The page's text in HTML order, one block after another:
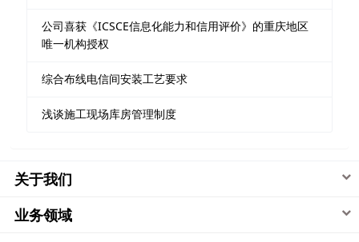
公司喜获《ICSCE信息化能力和信用评价》的重庆地区
唯一机构授权
综合布线电信间安装工艺要求
浅谈施工现场库房管理制度
关于我们
业务领域